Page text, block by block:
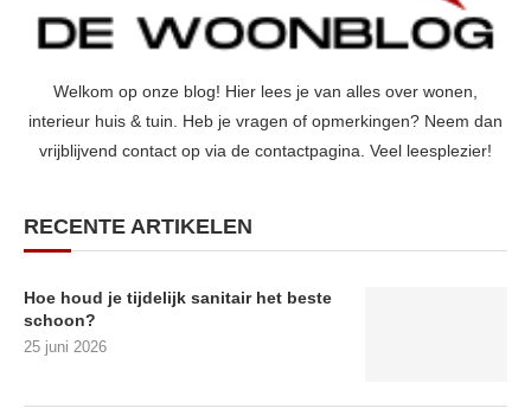
Welkom op onze blog! Hier lees je van alles over wonen,
interieur huis & tuin. Heb je vragen of opmerkingen? Neem dan
vrijblijvend contact op via de contactpagina. Veel leesplezier!
RECENTE ARTIKELEN
Hoe houd je tijdelijk sanitair het beste
schoon?
25 juni 2026